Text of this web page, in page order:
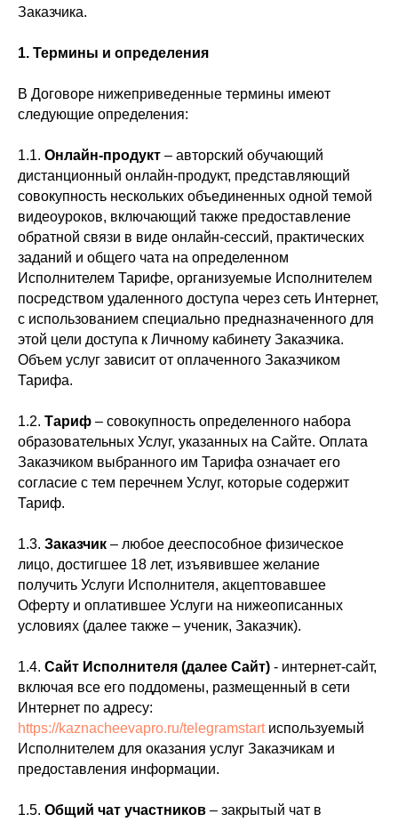
Заказчика.
1. Термины и определения
В Договоре нижеприведенные термины имеют
следующие определения:
1.1. Онлайн-продукт – авторский обучающий
дистанционный онлайн-продукт, представляющий
совокупность нескольких объединенных одной темой
видеоуроков, включающий также предоставление
обратной связи в виде онлайн-сессий, практических
заданий и общего чата на определенном
Исполнителем Тарифе, организуемые Исполнителем
посредством удаленного доступа через сеть Интернет,
с использованием специально предназначенного для
этой цели доступа к Личному кабинету Заказчика.
Объем услуг зависит от оплаченного Заказчиком
Тарифа.
1.2. Тариф – совокупность определенного набора
образовательных Услуг, указанных на Сайте. Оплата
Заказчиком выбранного им Тарифа означает его
согласие с тем перечнем Услуг, которые содержит
Тариф.
1.3. Заказчик – любое дееспособное физическое
лицо, достигшее 18 лет, изъявившее желание
получить Услуги Исполнителя, акцептовавшее
Оферту и оплатившее Услуги на нижеописанных
условиях (далее также – ученик, Заказчик).
1.4. Сайт Исполнителя (далее Сайт) - интернет-сайт,
включая все его поддомены, размещенный в сети
Интернет по адресу:
https://kaznacheevapro.ru/telegramstartиспользуемый
Исполнителем для оказания услуг Заказчикам и
предоставления информации.
1.5. Общий чат участников – закрытый чат в